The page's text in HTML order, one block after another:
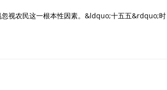
视农民这一根本性因素。&ldquo;十五五&rdquo;时